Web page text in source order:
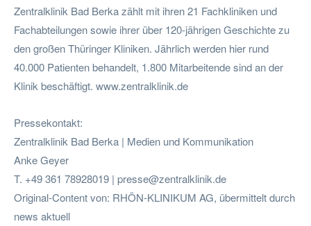
Zentralklinik Bad Berka zählt mit ihren 21 Fachkliniken und
Fachabteilungen sowie ihrer über 120-jährigen Geschichte zu
den großen Thüringer Kliniken. Jährlich werden hier rund
40.000 Patienten behandelt, 1.800 Mitarbeitende sind an der
Klinik beschäftigt. www.zentralklinik.de
Pressekontakt:
Zentralklinik Bad Berka | Medien und Kommunikation
Anke Geyer
T. +49 361 78928019 | presse@zentralklinik.de
Original-Content von: RHÖN-KLINIKUM AG, übermittelt durch
news aktuell